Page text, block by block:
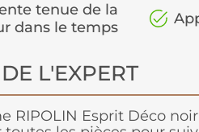
tenue de la
dans le temps
L'EXPERT
RIPOLIN Esprit Déco